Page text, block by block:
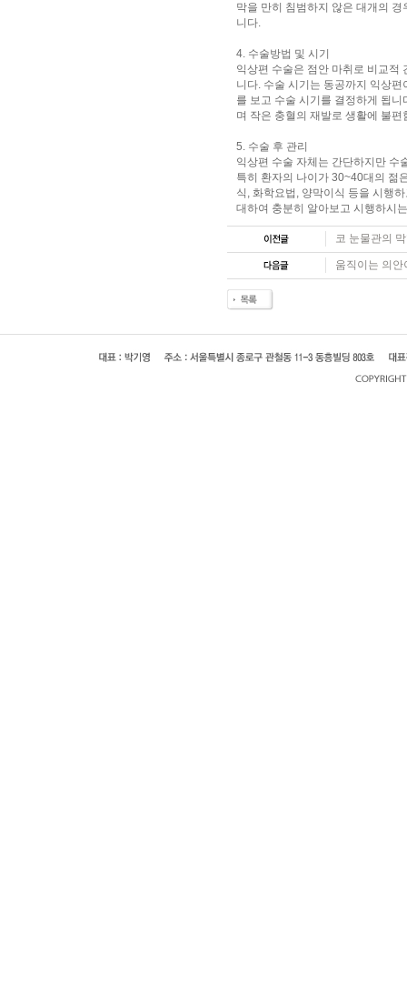
막을 만히 침범하지 않은 대개의
니다.
4. 수술방법 및 시기
익상편 수술은 점안 마취로 비교적
니다. 수술 시기는 동공까지 익상
를 보고 수술 시기를 결정하게 됩
며 작은 충혈의 재발로 생활에 불
5. 수술 후 관리
익상편 수술 자체는 간단하지만 수
특히 환자의 나이가 30~40대의 젊
식, 화학요법, 양막이식 등을 시행
대하여 충분히 알아보고 시행하시
코 눈물관의
움직이는 의안